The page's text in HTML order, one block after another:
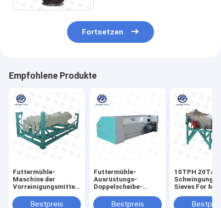
Fortsetzen
Empfohlene Produkte
Futtermühle-
Maschine der
Vorreinigungsmittel-
Maschinen-40TPH
Bestpreis
Futtermühle-
Ausrüstungs-
Doppelscheibe-
Crumbler SSLG
Bestpreis
10TPH 20T/H
Sieves For
Futtermühle-